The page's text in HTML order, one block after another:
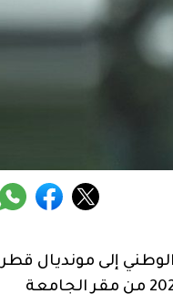
إلى مونديال قطر
2022، مباشرة بعد إعلانها من قبل الناخب الوطني وليد الركراكي، الخميس 10 نونبر 2022 من مقر الجامعة